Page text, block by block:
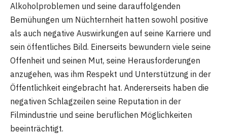
Alkoholproblemen und seine darauffolgenden
Bemühungen um Nüchternheit hatten sowohl positive
als auch negative Auswirkungen auf seine Karriere und
sein öffentliches Bild. Einerseits bewundern viele seine
Offenheit und seinen Mut, seine Herausforderungen
anzugehen, was ihm Respekt und Unterstützung in der
Öffentlichkeit eingebracht hat. Andererseits haben die
negativen Schlagzeilen seine Reputation in der
Filmindustrie und seine beruflichen Möglichkeiten
beeinträchtigt.